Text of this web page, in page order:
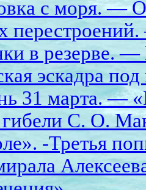
с моря. —
в резерве.
эскадра
31 марта. —
С. О.
-Третья